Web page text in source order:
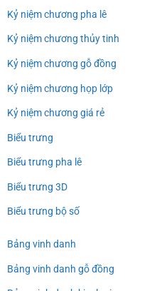
Kỷ niệm chương pha lê
Kỷ niệm chương thủy tinh
Kỷ niệm chương gỗ đồng
Kỷ niệm chương họp lớp
Kỷ niệm chương giá rẻ
Biểu trưng
Biểu trưng pha lê
Biểu trưng 3D
Biểu trưng bộ số
Bảng vinh danh
Bảng vinh danh gỗ đồng